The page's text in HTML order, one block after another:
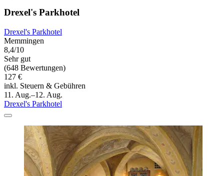
Drexel's Parkhotel
Drexel's Parkhotel
Memmingen
8,4/10
Sehr gut
(648 Bewertungen)
127 €
inkl. Steuern & Gebühren
11. Aug.–12. Aug.
Drexel's Parkhotel